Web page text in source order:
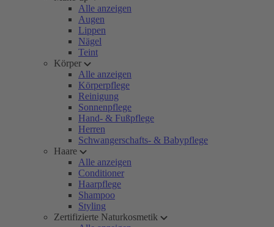
Alle anzeigen
Augen
Lippen
Nägel
Teint
Körper
Alle anzeigen
Körperpflege
Reinigung
Sonnenpflege
Hand- & Fußpflege
Herren
Schwangerschafts- & Babypflege
Haare
Alle anzeigen
Conditioner
Haarpflege
Shampoo
Styling
Zertifizierte Naturkosmetik